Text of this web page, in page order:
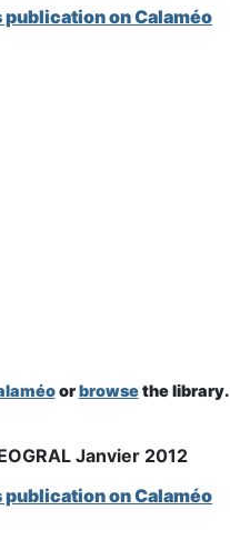
on Calaméo
orbrowsethe library.
Janvier 2012
on Calaméo